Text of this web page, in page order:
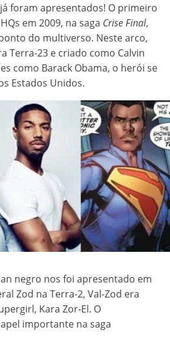
já foram apresentados! O primeiro
em 2009, na saga Crise Final,
do multiverso. Neste arco,
Terra-23 e criado como Calvin
como Barack Obama, o herói se
Estados Unidos.
negro nos foi apresentado em
Zod na Terra-2, Val-Zod era
Kara Zor-El. O
importante na saga